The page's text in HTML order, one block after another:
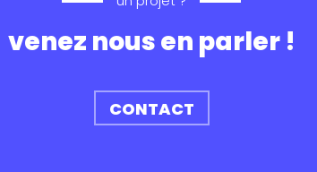
venez nous en parler !
CONTACT